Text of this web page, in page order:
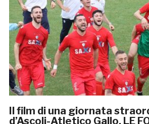
Il film di una giornata
d’Ascoli-Atletico Gallo, LE